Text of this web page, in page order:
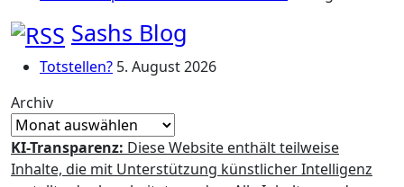
Sashs Blog
Totstellen? 5. August 2026
Archiv
KI-Transparenz: Diese Website enthält teilweise
Inhalte, die mit Unterstützung künstlicher Intelligenz